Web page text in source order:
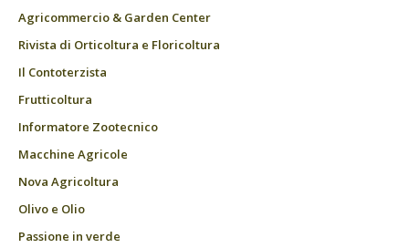
Agricommercio & Garden Center
Rivista di Orticoltura e Floricoltura
Il Contoterzista
Frutticoltura
Informatore Zootecnico
Macchine Agricole
Nova Agricoltura
Olivo e Olio
Passione in verde